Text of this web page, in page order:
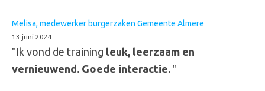
Melisa, medewerker burgerzaken Gemeente Almere
13 juni 2024
"Ik vond de training leuk, leerzaam en
vernieuwend. Goede interactie. "